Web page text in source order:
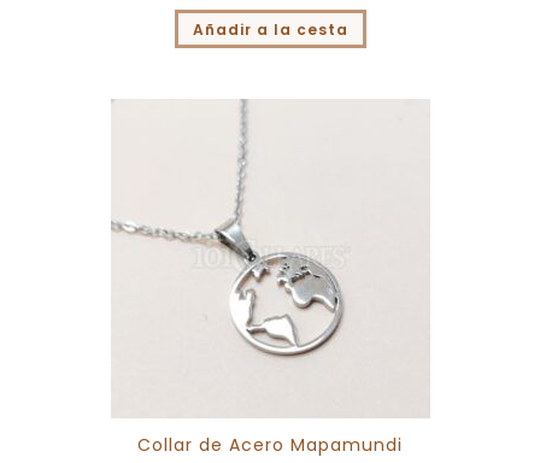
Añadir a la cesta
Collar de Acero Mapamundi